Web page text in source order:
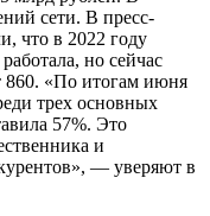
сети. В пресс-
что в 2022 году
но сейчас
860. «По итогам июня
трех основных
57%. Это
и
— уверяют в